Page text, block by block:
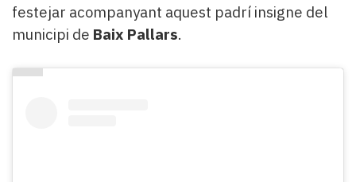
Editorial
festejar acompanyant aquest padrí insigne del
municipi de Baix Pallars.